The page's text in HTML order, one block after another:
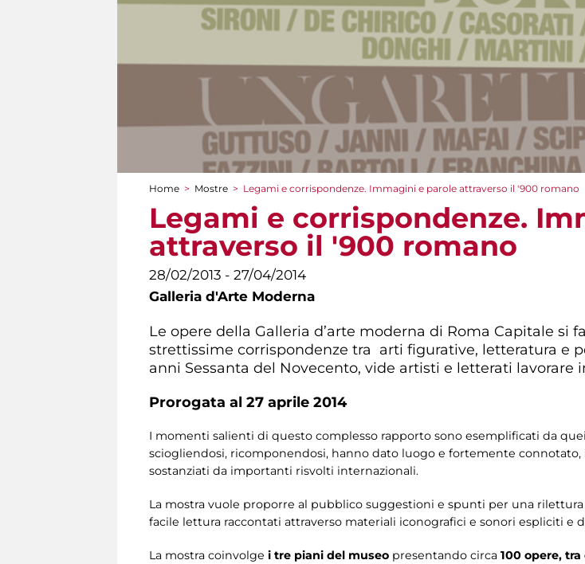
Tu sei qui
Home > Mostre > Legami e corrispondenze. Immagini e parole attraverso il '900 romano
Legami e corrispondenze.
attraverso il '900 romano
28/02/2013 - 27/04/2014
Galleria d'Arte Moderna
Le opere della Galleria d’arte moderna di Roma Capitale
strettissime corrispondenze tra arti figurative, letteratura e
anni Sessanta del Novecento, vide artisti e letterati
Prorogata al 27 aprile 2014
I momenti salienti di questo complesso rapporto sono esemplificati da
sciogliendosi, ricomponendosi, hanno dato luogo e fortemente connotato,
sostanziati da importanti risvolti internazionali.
La mostra vuole proporre al pubblico suggestioni e spunti per una
facile lettura raccontati attraverso materiali iconografici e sonori espliciti e
La mostra coinvolge i tre piani del museo presentando circa 100 opere,